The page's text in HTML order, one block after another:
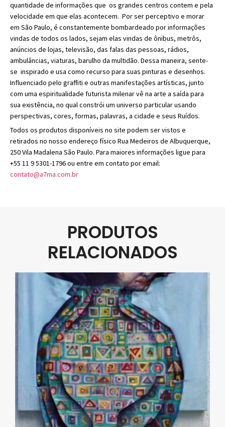
quantidade de informações que os grandes centros contem e pela
velocidade em que elas acontecem. Por ser perceptivo e morar
em São Paulo, é constantemente bombardeado por informações
vindas de todos os lados, sejam elas vindas de ônibus, metrôs,
anúncios de lojas, televisão, das falas das pessoas, rádios,
ambulâncias, viaturas, barulho da multidão. Dessa maneira, sente-
se inspirado e usa como recurso para suas pinturas e desenhos.
Influenciado pelo graffiti e outras manifestações artísticas, junto
com uma espiritualidade futurista milenar vê na arte a saída para
sua existência, no qual constrói um universo particular usando
perspectivas, cores, formas, palavras, a cidade e seus Ruídos.
Todos os produtos disponíveis no site podem ser vistos e
retirados no nosso endereço físico Rua Medeiros de Albuquerque,
250 Vila Madalena São Paulo. Para maiores informações ligue para
+55 11 9 5301-1796 ou entre em contato por email:
contato@a7ma.com.br
PRODUTOS
RELACIONADOS